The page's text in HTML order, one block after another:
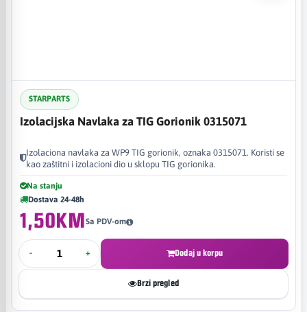
STARPARTS
Izolacijska Navlaka za TIG Gorionik 0315071
Izolaciona navlaka za WP9 TIG gorionik, oznaka 0315071. Koristi se
kao zaštitni i izolacioni dio u sklopu TIG gorionika.
Na stanju
Dostava 24-48h
1,50KMSa PDV-om
- + Dodaj u korpu
Brzi pregled